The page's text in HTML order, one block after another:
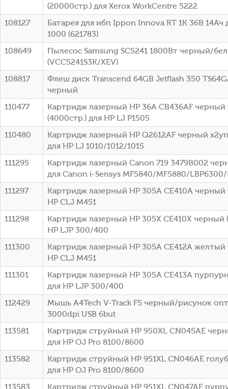
(20000стр.) для Xerox WorkCentre 5222
108127
Батарея для ибп Ippon Innova RT 1K 36В 14Ач
1000 (621783)
108649
Пылесос Samsung SC5241 1800Вт черный/
(VCC5241S3K/XEV)
108817
Флеш диск Transcend 64GB Jetflash 350
черный
110477
Картридж лазерный HP 36A CB436AF черный
(4000стр.) для HP LJ P1505
110480
Картридж лазерный HP Q2612AF черный
для HP LJ 1010/1012/1015
111295
Картридж лазерный Canon 719 3479B002
для Canon i-Sensys MF5840/MF5880/
111297
Картридж лазерный HP 305A CE410A черный
HP CLJ M451
111298
Картридж лазерный HP 305X CE410X черный
HP LJP 300/400
111300
Картридж лазерный HP 305A CE412A желтый
HP CLJ M451
111301
Картридж лазерный HP 305A CE413A
для HP LJP 300/400
112429
Мышь A4Tech V-Track F5 черный/рисунок
3000dpi USB 6but
113581
Картридж струйный HP 950XL CN045AE
для HP OJ Pro 8100/8600
113582
Картридж струйный HP 951XL CN046AE
для HP OJ Pro 8100/8600
113583
Картридж струйный HP 951XL CN047AE